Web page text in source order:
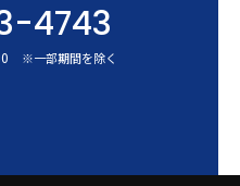
4743
※一部期間を除く